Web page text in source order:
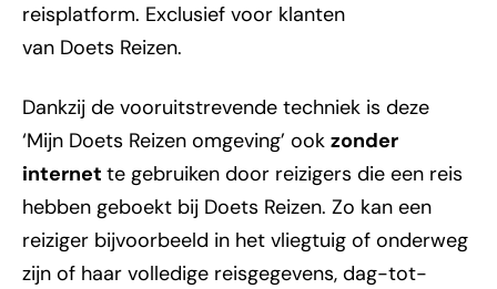
reisplatform. Exclusief voor klanten
van Doets Reizen.
Dankzij de vooruitstrevende techniek is deze
‘Mijn Doets Reizen omgeving’ ook zonder
internet te gebruiken door reizigers die een reis
hebben geboekt bij Doets Reizen. Zo kan een
reiziger bijvoorbeeld in het vliegtuig of onderweg
zijn of haar volledige reisgegevens, dag-tot-